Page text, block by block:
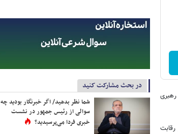
در بحث مشارکت کنید
شما نظر بدهید/ اگر خبرنگار بودید چه
سوالی از رئیس جمهور در نشست
خبری فردا می‌پرسیدید؟